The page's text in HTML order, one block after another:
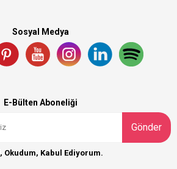
Sosyal Medya
E-Bülten Aboneliği
Gönder
, Okudum, Kabul Ediyorum.